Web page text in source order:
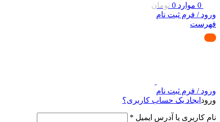
0 موارد 0 تومان
ورود / فرم ثبت نام
فهرست
ورود / فرم ثبت نام
ورود ایجاد یک حساب کاربری؟
نام کاربری یا آدرس ایمیل *